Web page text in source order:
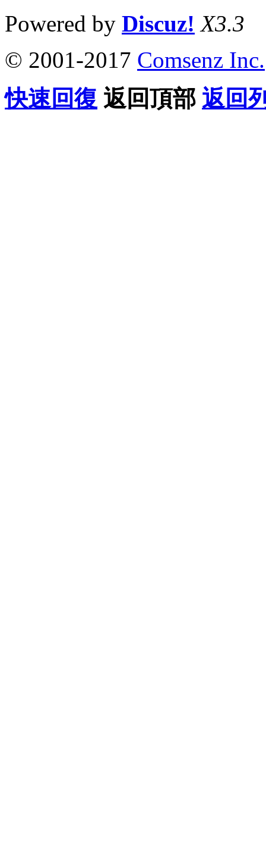
Powered by Discuz! X3.3
© 2001-2017 Comsenz Inc.
快速回復 返回頂部 返回